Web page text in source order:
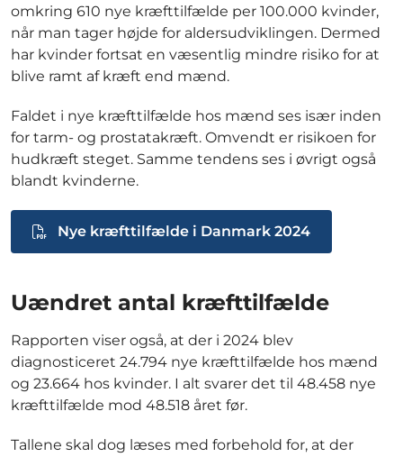
omkring 610 nye kræfttilfælde per 100.000 kvinder,
når man tager højde for aldersudviklingen. Dermed
har kvinder fortsat en væsentlig mindre risiko for at
blive ramt af kræft end mænd.
Faldet i nye kræfttilfælde hos mænd ses især inden
for tarm- og prostatakræft. Omvendt er risikoen for
hudkræft steget. Samme tendens ses i øvrigt også
blandt kvinderne.
Nye kræfttilfælde i Danmark 2024
Uændret antal kræfttilfælde
Rapporten viser også, at der i 2024 blev
diagnosticeret 24.794 nye kræfttilfælde hos mænd
og 23.664 hos kvinder. I alt svarer det til 48.458 nye
kræfttilfælde mod 48.518 året før.
Tallene skal dog læses med forbehold for, at der